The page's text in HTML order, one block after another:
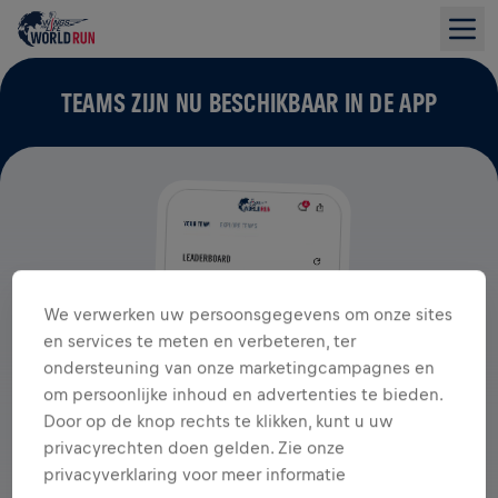
TEAMS ZIJN NU BESCHIKBAAR IN DE APP
We verwerken uw persoonsgegevens om onze sites
en services te meten en verbeteren, ter
ondersteuning van onze marketingcampagnes en
om persoonlijke inhoud en advertenties te bieden.
Door op de knop rechts te klikken, kunt u uw
privacyrechten doen gelden. Zie onze
privacyverklaring voor meer informatie